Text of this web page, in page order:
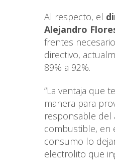
Al respecto, el
Alejandro
frentes
directivo,
89% a 92%.
“La ventaja que
manera para
responsable del
combustible, en
consumo lo
electrolito que